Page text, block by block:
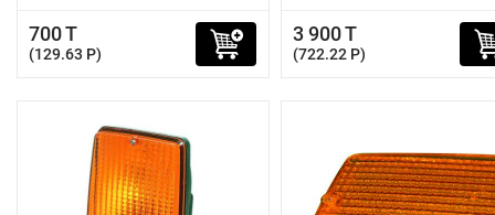
700 T
(129.63 P)
3 900 T
(722.22 P)